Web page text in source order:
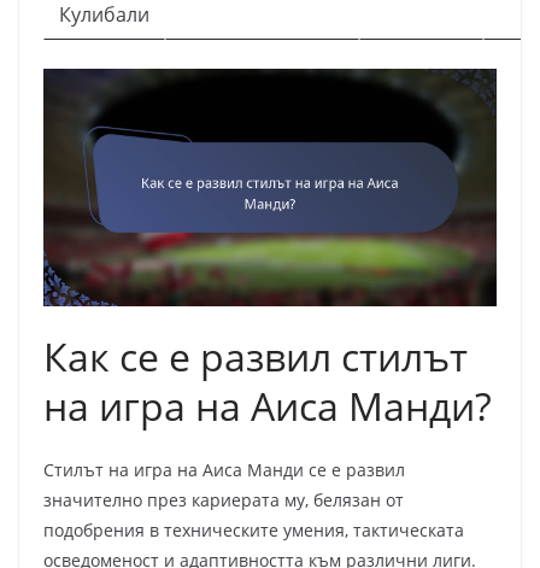
Кулибали
Как се е развил стилът
на игра на Аиса Манди?
Стилът на игра на Аиса Манди се е развил
значително през кариерата му, белязан от
подобрения в техническите умения, тактическата
осведоменост и адаптивността към различни лиги.